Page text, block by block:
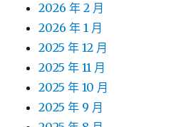
2026 年 2 月
2026 年 1 月
2025 年 12 月
2025 年 11 月
2025 年 10 月
2025 年 9 月